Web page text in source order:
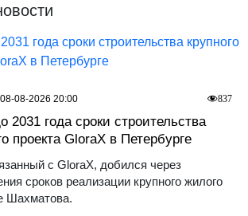
2031 года сроки строительства
проекта GloraX в Петербурге
с GloraX, добился через
сроков реализации крупного жилого
Шахматова.
837
08-08-2026 20:00